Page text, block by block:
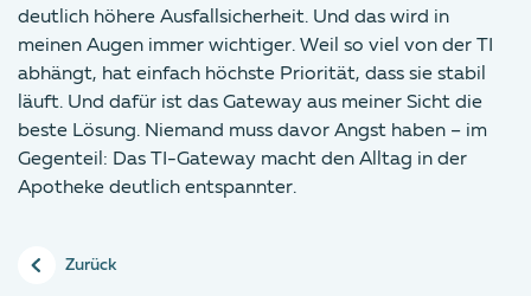
deutlich höhere Ausfallsicherheit. Und das wird in
meinen Augen immer wichtiger. Weil so viel von der TI
abhängt, hat einfach höchste Priorität, dass sie stabil
läuft. Und dafür ist das Gateway aus meiner Sicht die
beste Lösung. Niemand muss davor Angst haben – im
Gegenteil: Das TI-Gateway macht den Alltag in der
Apotheke deutlich entspannter.
Zurück